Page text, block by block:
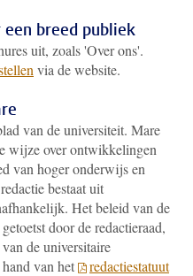
breed publiek
uit, zoals 'Over ons'.
via de website.
van de universiteit. Mare
wijze over ontwikkelingen
van hoger onderwijs en
bestaat uit
Het beleid van de
door de redactieraad,
de universitaire
van het
redactiestatuut